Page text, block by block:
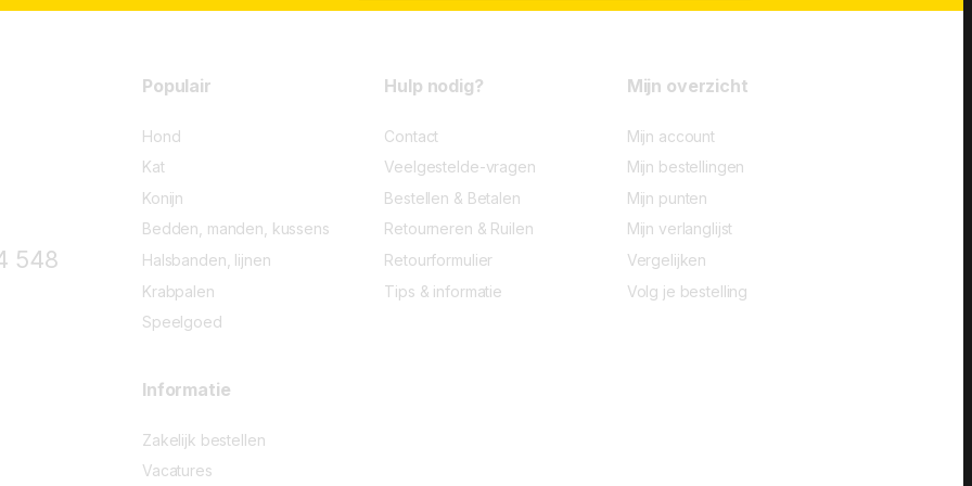
o
548
Populair
Hond
Kat
Konijn
Bedden, manden, kussens
Halsbanden, lijnen
Krabpalen
Speelgoed
Hulp nodig?
Contact
Veelgestelde-vragen
Bestellen & Betalen
Retourneren & Ruilen
Retourformulier
Tips & informatie
Mijn overzicht
Mijn account
Mijn bestellingen
Mijn punten
Mijn verlanglijst
Vergelijken
Volg je bestelling
Informatie
Zakelijk bestellen
Vacatures